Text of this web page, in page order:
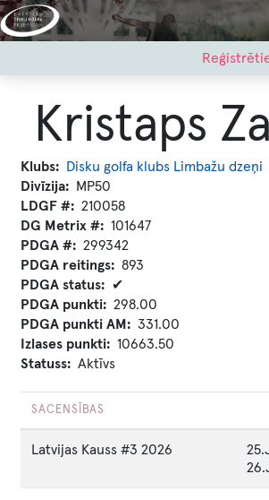
Pārlekt
uz
menu
Kristaps
Klubs
Disku golfa klubs Limbažu dzeņi
Divīzija
MP50
LDGF #
210058
DG Metrix #
101647
PDGA #
299342
PDGA reitings
893
PDGA status
✔
PDGA punkti
298.00
PDGA punkti AM
331.00
Izlases punkti
10663.50
Statuss
Aktīvs
SACENSĪBAS
Latvijas Kauss #3 2026